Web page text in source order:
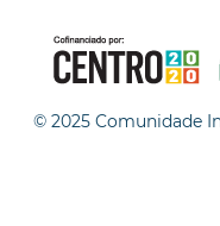
© 2025 Comunidade